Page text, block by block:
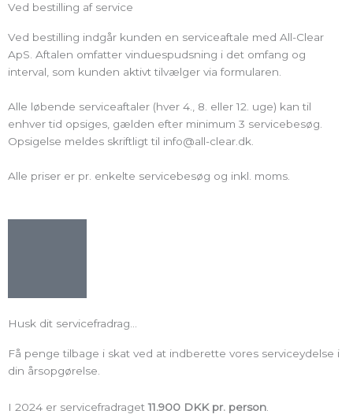
Ved bestilling af service
Ved bestilling indgår kunden en serviceaftale med All-Clear
ApS. Aftalen omfatter vinduespudsning i det omfang og
interval, som kunden aktivt tilvælger via formularen.
Alle løbende serviceaftaler (hver 4., 8. eller 12. uge) kan til
enhver tid opsiges, gælden efter minimum 3 servicebesøg.
Opsigelse meldes skriftligt til info@all-clear.dk.
Alle priser er pr. enkelte servicebesøg og inkl. moms.
Husk dit servicefradrag...
Få penge tilbage i skat ved at indberette vores serviceydelse i
din årsopgørelse.
I 2024 er servicefradraget11.900 DKK pr. person.